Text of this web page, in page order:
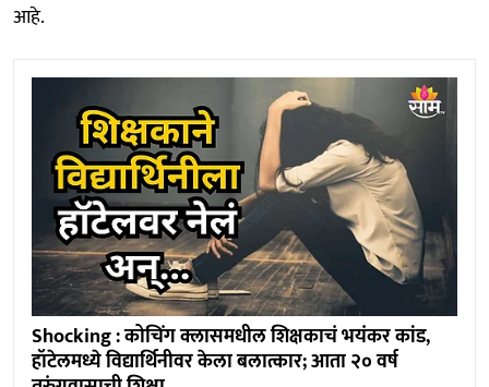
आहे.
Shocking : कोचिंग क्लासमधील शिक्षकाचं भयंकर कांड,
हॉटेलमध्ये विद्यार्थिनीवर केला बलात्कार; आता २० वर्ष